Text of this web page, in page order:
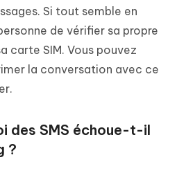
Si tout semble en
de vérifier sa propre
carte SIM. Vous pouvez
la conversation avec ce
des SMS échoue-t-il
?